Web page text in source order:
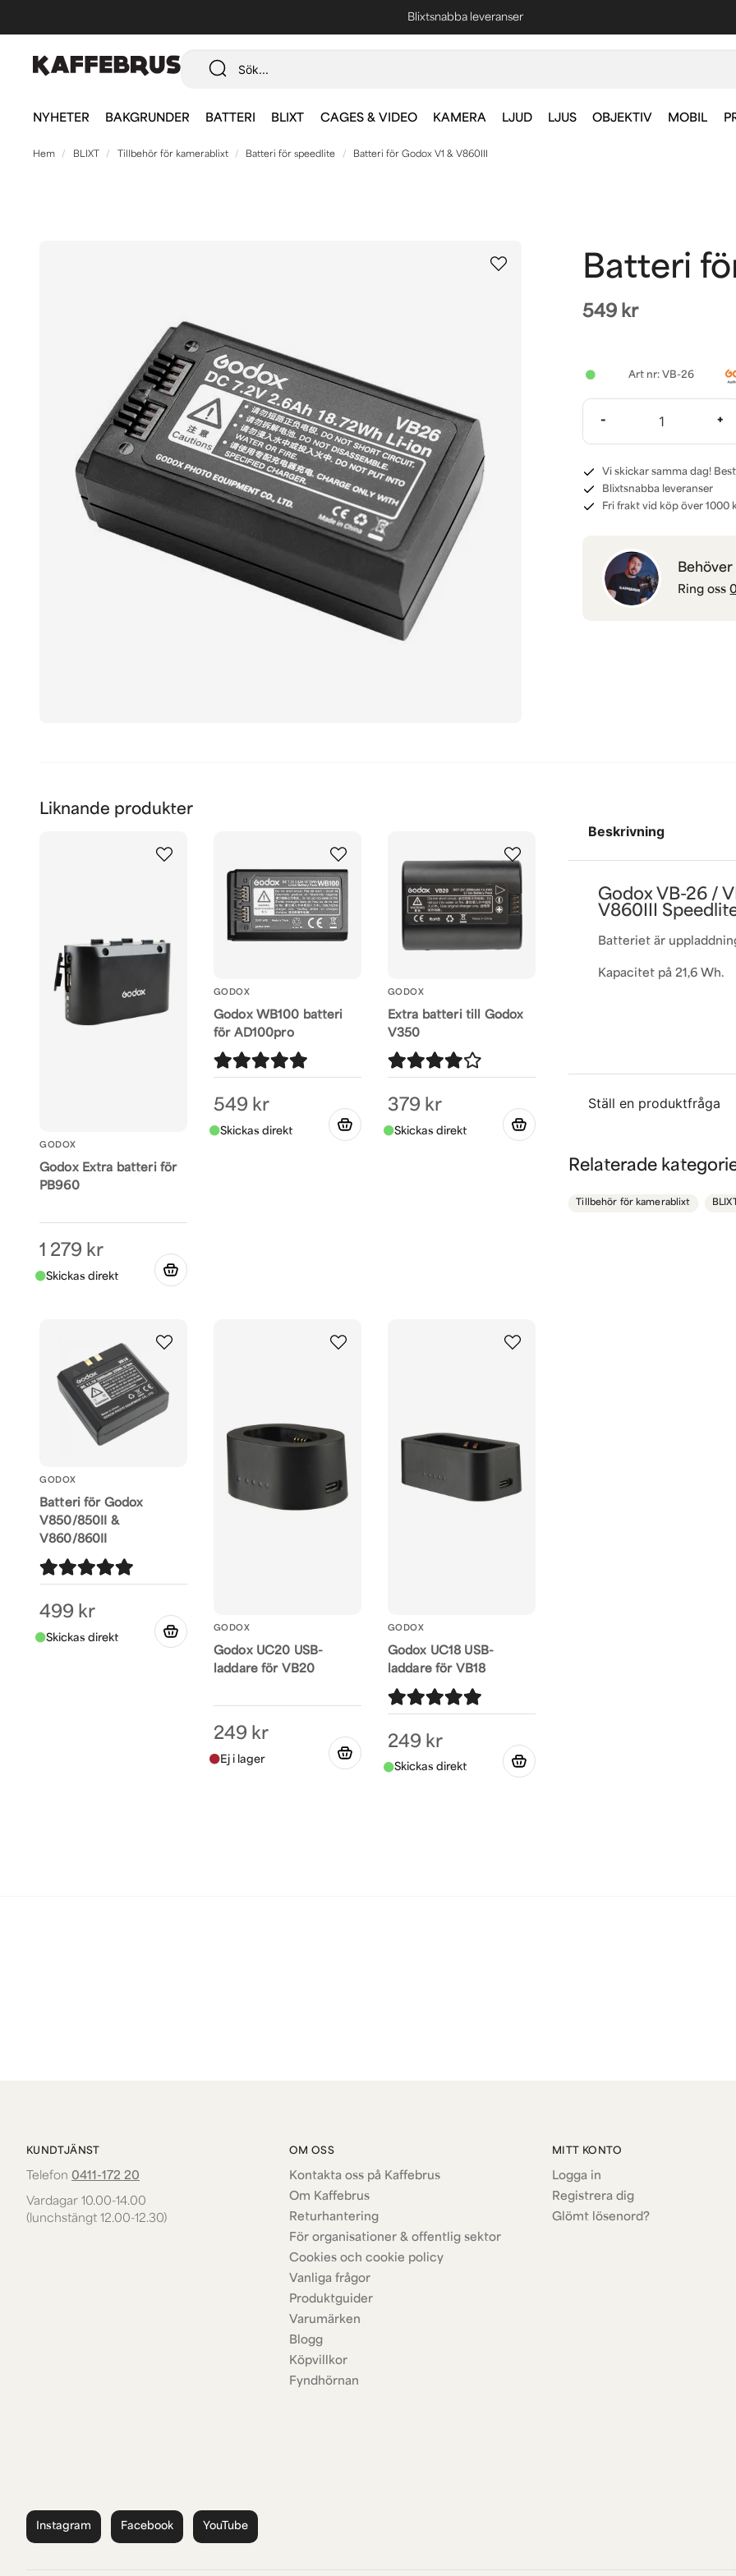
Fri frakt vid köp över 1000 kr *
NYHETER BAKGRUNDER BATTERI BLIXT CAGES & VIDEO KAMERA LJUD LJUS OBJEKTIV MOBIL
Hem BLIXT Tillbehör för kamerablixt Batteri för speedlite Batteri för Godox V1 & V860III
Batteri
549 kr
VB-26
- +
Vi skickar samma dag!
Blixtsnabba leveranser
Fri frakt vid köp över 1000
Ring oss
Liknande produkter
GODOX
Godox Extra batteri för
PB960
1 279 kr
GODOX
Godox WB100 batteri
för AD100pro
549 kr
GODOX
Extra batteri till Godox
V350
379 kr
GODOX
Batteri för Godox
V850/850II &
V860/860II
499 kr
GODOX
Godox UC20 USB-
laddare för VB20
249 kr
GODOX
Godox UC18 USB-
laddare för VB18
249 kr
Beskrivning
Godox VB-26 /
V860III
Batteriet är
Kapacitet på 21,6 Wh.
Ställ en produktfråga
Fråga oss något om
Relaterade
Tillbehör för kamerablixt BLIXT
KUNDTJÄNST
Telefon 0411-172 20
Vardagar 10.00-14.00
(lunchstängt 12.00-12.30)
OM OSS
Kontakta oss på Kaffebrus
Om Kaffebrus
Returhantering
För organisationer & offentlig sektor
Cookies och cookie policy
Vanliga frågor
Produktguider
Varumärken
Blogg
Köpvillkor
Fyndhörnan
MITT KONTO
Logga in
Registrera dig
Glömt lösenord?
Instagram Facebook YouTube